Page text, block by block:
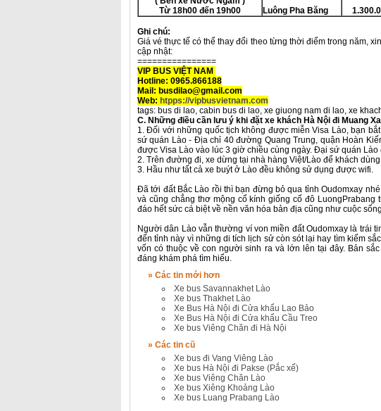
Từ 18h00 đến 19h00
Luông Pha Băng
Ghi chú:
Giá vé thực tế có thể thay đổi theo từng thời điểm trong năm,
cập nhật:
================
VIP BUS VIỆT NAM
Hotline: 0965.866188
Mail: busdilao@gmail.com
Web: htpps://vipbusvietnam.com
tags: bus di lao, cabin bus di lao, xe giuong nam di lao, xe
C. Những điều cần lưu ý khi đặt xe khách Hà Nội đi Muang
1. Đối với những quốc tịch không được miễn Visa Lào, bạn
sứ quán Lào - Địa chỉ 40 đường Quang Trung, quận Hoàn
được Visa Lào vào lúc 3 giờ chiều cùng ngày. Đại sứ quán
2. Trên đường đi, xe dừng tại nhà hàng Việt/Lào để khách
3. Hầu như tất cả xe buýt ở Lào đều không sử dụng được wifi.
Đã tới đất Bắc Lào rồi thì bạn đừng bỏ qua tỉnh Oudomxay
và cũng chẳng thơ mộng cổ kính giống cố đô
đáo hết sức cá biệt về nền văn hóa bản địa cũng như cuộc
Người dân Lào vẫn thường ví von miền đất Oudomxay là trái
đến tỉnh này vì những di tích lịch sử còn sót lại hay tìm kiếm
vốn có thuộc về con người sinh ra và lớn lên tại đây. Bản
đáng khám phá tìm hiểu.
» Các tin mới hơn
Xe bus Savannakhet Lào
Xe bus Thakhet Lào
Xe Bus Hà Nội đi Cửa khẩu Lao Bảo
Xe Bus Hà Nội đi Cửa khẩu Cầu Treo
Xe bus Viêng Chăn đi Hà Nội
» Các tin cũ
Xe bus đi Vang Viêng Lào
Xe bus Hà Nội đi Pakse (Pắc xế)
Xe bus Viêng Chăn Lào
Xe bus Xiêng Khoảng Lào
Xe bus Luang Prabang Lào